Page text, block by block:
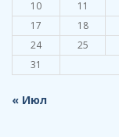
10
11
17
18
24
25
31
« Июл